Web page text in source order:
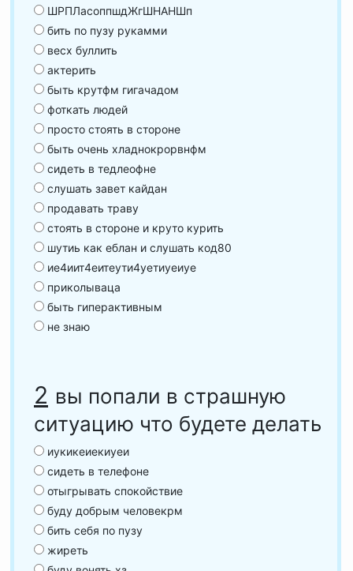
ШРПЛасоппшдЖгШНАНШп
бить по пузу рукамми
весх буллить
актерить
быть крутфм гигачадом
фоткать людей
просто стоять в стороне
быть очень хладнокрорвнфм
сидеть в тедлеофне
слушать завет кайдан
продавать траву
стоять в стороне и круто курить
шутиь как еблан и слушать код80
ие4иит4еитеути4уетиуеиуе
приколываца
быть гиперактивным
не знаю
2 вы попали в страшную
ситуацию что будете делать
иукикеиекиуеи
сидеть в телефоне
отыгрывать спокойствие
буду добрым человекрм
бить себя по пузу
жиреть